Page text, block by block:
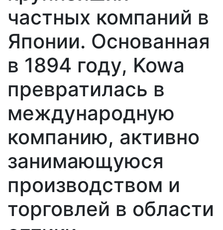
частных компаний в
Японии. Основанная
в 1894 году, Kowa
превратилась в
международную
компанию, активно
занимающуюся
производством и
торговлей в области